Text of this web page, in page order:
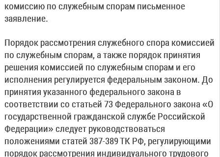
комиссию по служебным спорам письменное
заявление.
Порядок рассмотрения служебного спора комиссией
по служебным спорам, а также порядок принятия
решения комиссией по служебным спорам и его
исполнения регулируется федеральным законом. До
принятия указанного федерального закона в
соответствии со статьей 73 Федерального закона «О
государственной гражданской службе Российской
Федерации» следует руководствоваться
положениями статей 387-389 ТК РФ, регулирующими
порядок рассмотрения индивидуального трудового